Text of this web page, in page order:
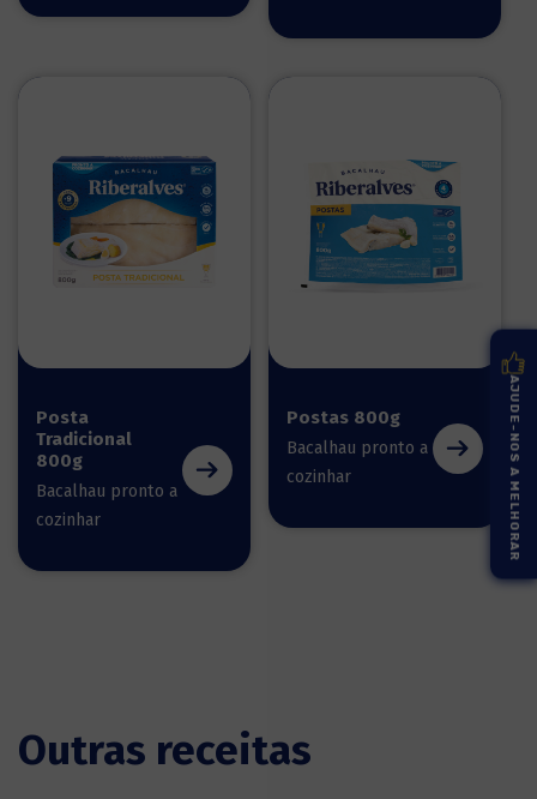
Posta
Tradicional
800g
Bacalhau pronto a
cozinhar
Postas 800g
Bacalhau pronto a
cozinhar
Outras receitas
AJUDE-NOS A MELHORAR